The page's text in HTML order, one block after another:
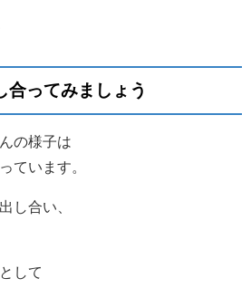
合ってみましょう
の様子は
ています。
し合い、
して